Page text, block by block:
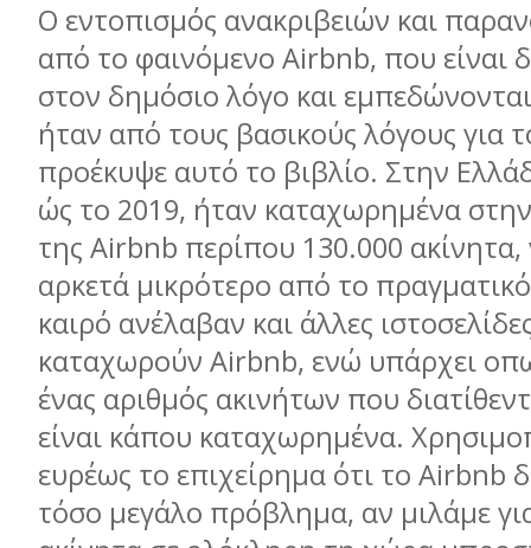
Ο εντοπισμός ανακριβειών και
από το φαινόμενο Airbnb, που είναι
στον δημόσιο λόγο και
ήταν από τους βασικούς λόγους για
προέκυψε αυτό το βιβλίο. Στην
ώς το 2019, ήταν καταχωρημένα
της Airbnb περίπου 130.000
αρκετά μικρότερο από το
καιρό ανέλαβαν και άλλες
καταχωρούν Airbnb, ενώ υπάρχει
ένας αριθμός ακινήτων που
είναι κάπου καταχωρημένα.
ευρέως το επιχείρημα ότι το Airbnb
τόσο μεγάλο πρόβλημα, αν μιλάμε